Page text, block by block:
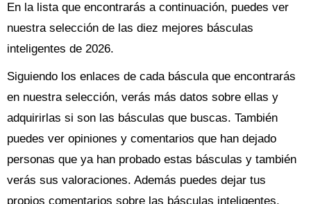
En la lista que encontrarás a continuación, puedes ver
nuestra selección de las diez mejores básculas
inteligentes de 2026.
Siguiendo los enlaces de cada báscula que encontrarás
en nuestra selección, verás más datos sobre ellas y
adquirirlas si son las básculas que buscas. También
puedes ver opiniones y comentarios que han dejado
personas que ya han probado estas básculas y también
verás sus valoraciones. Además puedes dejar tus
propios comentarios sobre las básculas inteligentes.